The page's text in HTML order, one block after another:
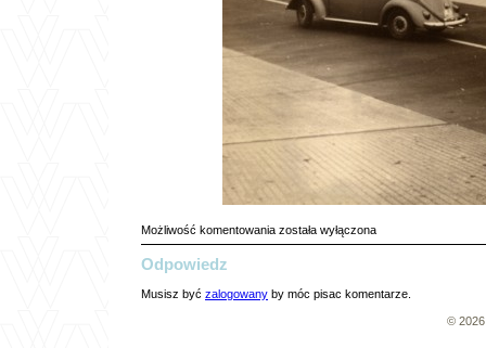
Możliwość komentowania Dwie
foty
została wyłączona
Odpowiedz
Musisz być zalogowany by móc pisac komentarze.
©